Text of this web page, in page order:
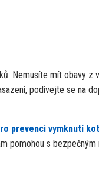
Nemusíte mít obavy z
podívejte se na
prevenci vymknutí
pomohou s bezpečným